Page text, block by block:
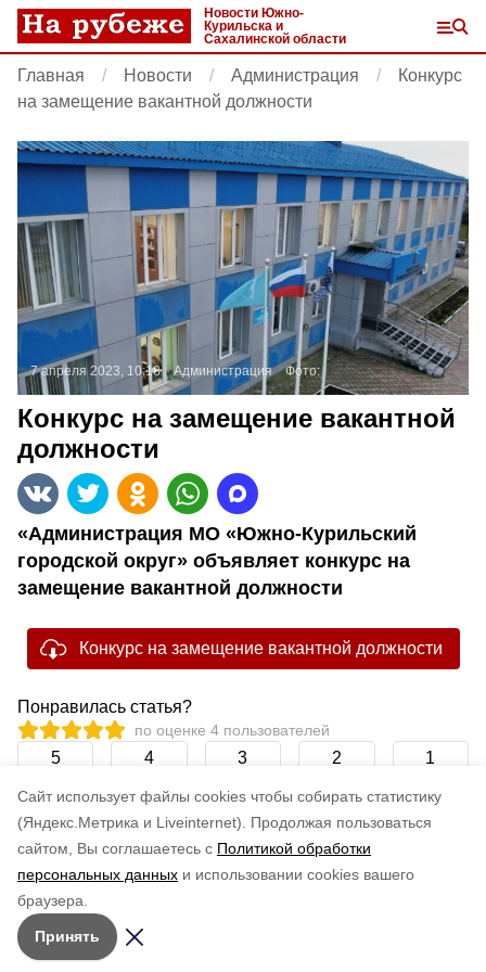
Cайт использует файлы cookies чтобы собирать статистику
(Яндекс.Метрика и Liveinternet).
Продолжая пользоваться
сайтом, Вы соглашаетесь с Политикой обработки
персональных данных и использовании cookies вашего
браузера.
Принять
Новости Южно-
Курильска и
Сахалинской области
Главная Новости Администрация
Конкурс
на замещение вакантной должности
7 апреля 2023, 10:18 Администрация Фото:
Конкурс на замещение вакантной
должности
«Администрация МО «Южно-Курильский
городской округ» объявляет конкурс на
замещение вакантной должности
Конкурс на замещение вакантной должности
Понравилась статья?
по оценке 4 пользователей
5 4 3 2 1